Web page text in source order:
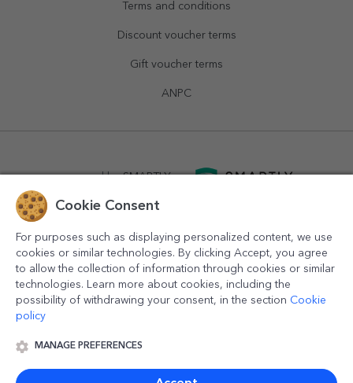
Terms and conditions
Discount voucher terms
Gift voucher terms
ANPC
powered bySMARTLY.ro
© 2016-2026 StarGift
contact@stargift.com
Cookie Consent
For purposes such as displaying personalized content, we use
cookies or similar technologies. By clicking Accept, you agree
to allow the collection of information through cookies or similar
technologies. Learn more about cookies, including the
possibility of withdrawing your consent, in the section Cookie
policy
MANAGE PREFERENCES